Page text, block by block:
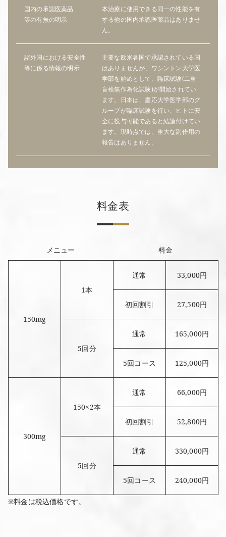
国内の承認医薬品
等の有無の明示
本治療に使用できる同一の性能を有
する他の国内承認医薬品はありませ
ん。
諸外国における安全性
等に係る情報の明示
主要な欧米各国で承認されている国
はありませんが、ワシントン大学医
学部を始めとして、臨床試験(二重
盲検無作為化試験)が開始されてい
ます。日本は、慶応大学医学部のグ
ループが臨床試験を行い、ヒトに安
全に投与可能であると結論付けてい
ます。現時点では、重大な副作用の
報告はありません。
料金表
メニュー 料金
150mg
1本
通常 33,000円
初回割引 27,500円
5回分
通常 165,000円
5回コース 125,000円
300mg
150×2本
通常 66,000円
初回割引 52,800円
5回分
通常 330,000円
5回コース 240,000円
※料金は税込価格です。